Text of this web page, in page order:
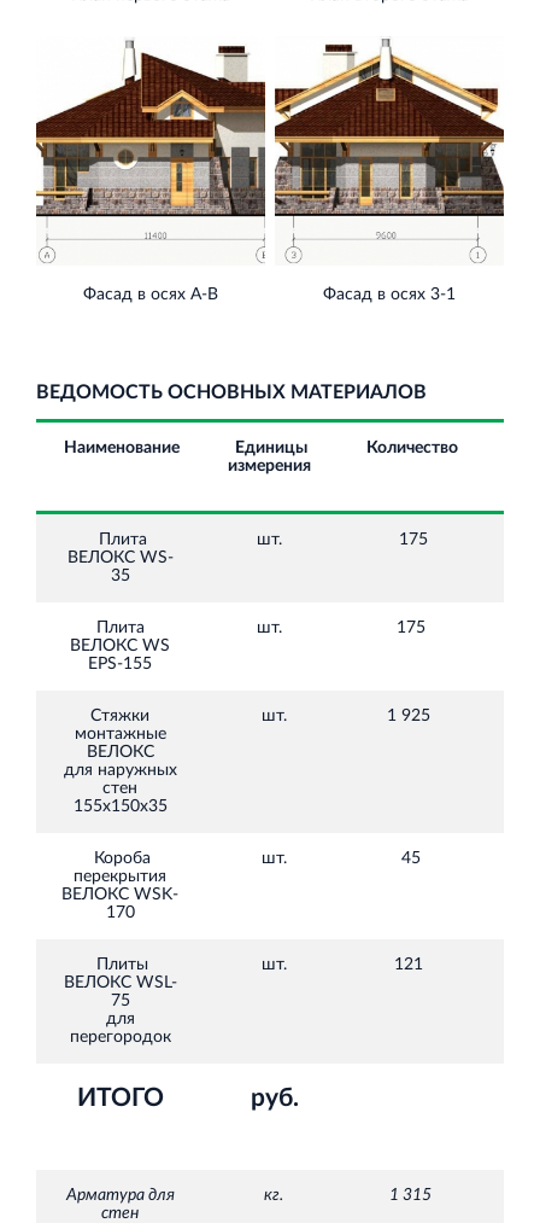
Фасад в осях А-В Фасад в осях 3-1
ВЕДОМОСТЬ ОСНОВНЫХ МАТЕРИАЛОВ
Наименование
Единицы
измерения
Количество
Плита
ВЕЛОКС WS-
35
шт. 175
Плита
ВЕЛОКС WS
EPS-155
шт. 175
Стяжки
монтажные
ВЕЛОКС
для наружных
стен
155х150х35
шт. 1 925
Короба
перекрытия
ВЕЛОКС WSK-
170
шт. 45
Плиты
ВЕЛОКС WSL-
75
для
перегородок
шт. 121
ИТОГО руб.
Арматура для
стен
кг. 1 315